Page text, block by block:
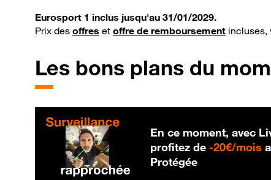
Eurosport 1 inclus jusqu'au 31/01/2029.
Prix des offres et offre de remboursement incluses,
Les bons plans du
En ce moment, avec
profitez de -20€/mois
Protégée